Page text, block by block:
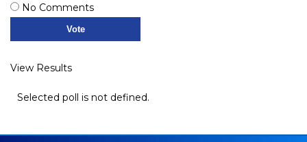
No Comments
View Results
Selected poll is not defined.